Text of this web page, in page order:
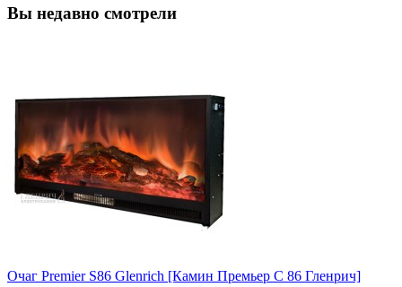
Вы недавно смотрели
Очаг Premier S86 Glenrich [Камин Премьер С 86 Гленрич]